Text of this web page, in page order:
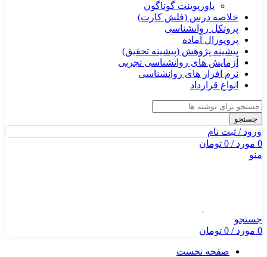
پاورپوینت گوناگون
خلاصه درس (فلش کارت)
پروتکل روانشناسی
پروپوزال آماده
پیشینه پژوهش (پیشینه تحقیق)
آزمایش های روانشناسی تجربی
نرم افزار های روانشناسی
انواع قرارداد
جستجو
ورود / ثبت نام
0 مورد/
0 تومان
منو
جستجو
0 مورد/
0 تومان
صفحه نخست